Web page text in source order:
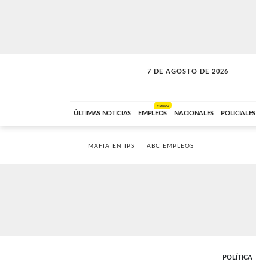
7 DE AGOSTO DE 2026
A DE LA TARDE
ÚLTIMAS NOTICIAS EMPLEOS
NUEVO
NACIONALES POLICIALES
MAFIA EN IPS ABC EMPLEOS
POLÍTICA